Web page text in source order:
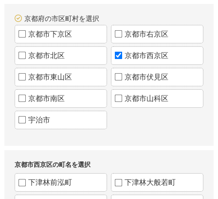
京都府の市区町村を選択
京都市下京区 京都市右京区
京都市北区 京都市西京区
京都市東山区 京都市伏見区
京都市南区 京都市山科区
宇治市
京都市西京区の町名を選択
下津林前泓町 下津林大般若町